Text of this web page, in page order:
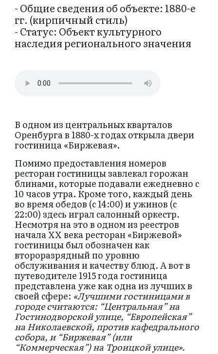
- Общие сведения об объекте: 1880-е
гг. (кирпичный стиль)
- Статус: Объект культурного
наследия регионального значения
В одном из центральных кварталов
Оренбурга в 1880-х годах открыла двери
гостиница «Биржевая».
Помимо предоставления номеров
ресторан гостиницы завлекал горожан
блинами, которые подавали ежедневно с
10 часов утра. Кроме того, каждый день
во время обедов (с 14:00) и ужинов (с
22:00) здесь играл салонный оркестр.
Несмотря на это в одном из реестров
начала ХХ века ресторан «Биржевой»
гостиницы был обозначен как
второразрядный по уровню
обслуживания и качеству блюд. А вот в
путеводителе 1915 года гостиница
представлена уже как одна из лучших в
своей сфере: «Лучшими гостиницами в
городе считаются: “Центральная” на
Гостинодворской улице, “Европейская”
на Николаевской, против кафедрального
собора, и “Биржевая” (или
“Коммерческая”) на Троицкой улице».